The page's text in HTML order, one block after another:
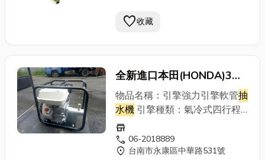
體重量：15KG
favorite收藏
全新進口本田(HONDA)3英
吋強力抽水機(免運費)~(原
裝進口引擎)**HONDA台南
維修展售中心
物品名稱：引擎強力引擎軟管抽
水機引擎種類：氣冷式四行程
引擎最大出量：1300Liter/min
全 揚 程：22M出 力：5.5HP燃
料箱容量：3.6L使用燃料：92
store
call 06-2018889
location_on 台南市永康區中華路531號